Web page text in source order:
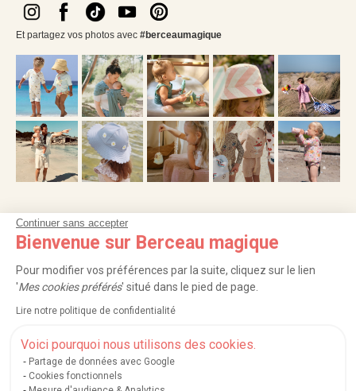
Continuer sans accepter
Bienvenue sur Berceau magique
Pour modifier vos préférences par la suite, cliquez sur le lien
'Mes cookies préférés' situé dans le pied de page.
Lire notre politique de confidentialité
Voici pourquoi nous utilisons des cookies.
Partage de données avec Google
Cookies fonctionnels
Et partagez vos photos avec #berceaumagique
NOS SERVICES
À PROPOS
LISTES CADEAUX